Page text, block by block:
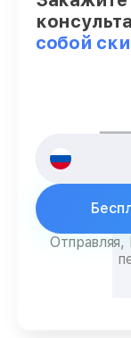
собой
Отправляя,